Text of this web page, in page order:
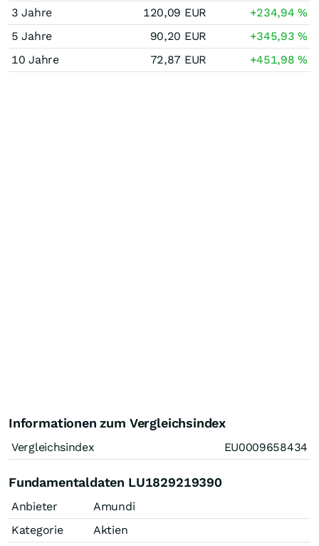
3 Jahre 120,09 EUR +234,94%
5 Jahre
90,20 EUR +345,93%
10 Jahre
72,87 EUR +451,98%
Informationen zum Vergleichsindex
Vergleichsindex EU0009658434
Fundamentaldaten LU1829219390
Anbieter
Amundi
Kategorie
Aktien